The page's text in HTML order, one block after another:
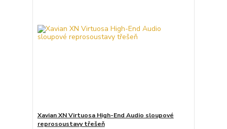
Xavian XN Virtuosa High-End Audio sloupové
reprosoustavy třešeň